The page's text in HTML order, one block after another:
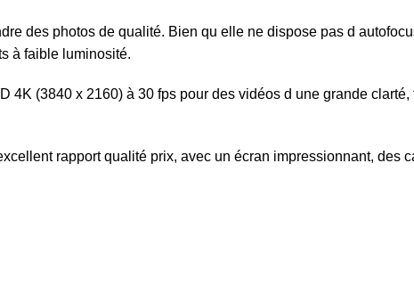
des photos de qualité. Bien qu elle ne dispose pas d
à faible luminosité.
(3840 x 2160) à 30 fps pour des vidéos d une grande
rapport qualité prix, avec un écran impressionnant, des